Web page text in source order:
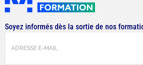
Soyez informés dès la sortie de nos
E-